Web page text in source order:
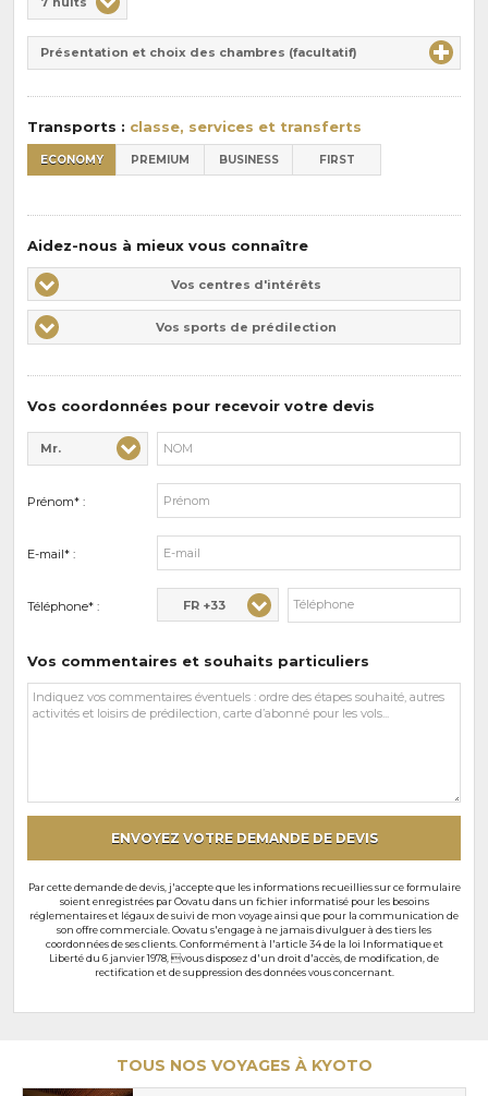
de
pension
:
Durée
Présentation et choix des chambres (facultatif)
Transports : classe, services et transferts
ECONOMY PREMIUM BUSINESS FIRST
Aidez-nous à mieux vous connaître
Vos
centres
d'intérêts
Vos centres d'intérêts
Vos
sports
Vos sports de prédilection
Vos coordonnées pour recevoir votre devis
Civilité* :
Mr.
Nom* :
Prénom* :
E-mail* :
Téléphone* : FR +33
Vos commentaires et souhaits particuliers
Vos
commentaires
ENVOYEZ VOTRE DEMANDE DE DEVIS
Par cette demande de devis, j'accepte que les informations recueillies sur ce formulaire
soient enregistrées par Oovatu dans un fichier informatisé pour les besoins
réglementaires et légaux de suivi de mon voyage ainsi que pour la communication de
son offre commerciale. Oovatu s'engage à ne jamais divulguer à des tiers les
coordonnées de ses clients. Conformément à l'article 34 de la loi Informatique et
Liberté du 6 janvier 1978, vous disposez d'un droit d'accès, de modification, de
rectification et de suppression des données vous concernant.
TOUS NOS VOYAGES À KYOTO